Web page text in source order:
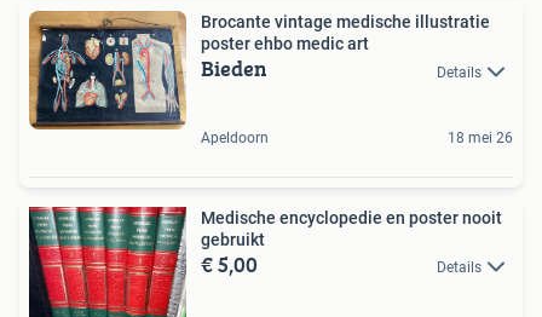
Brocante vintage medische illustratie
poster ehbo medic art
Bieden Details
Apeldoorn 18 mei 26
Medische encyclopedie en poster nooit
gebruikt
€ 5,00 Details